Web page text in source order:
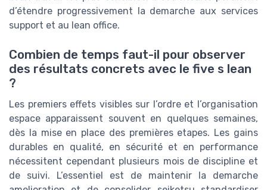
d’étendre progressivement la demarche aux services
support et au lean office.
Combien de temps faut-il pour observer
des résultats concrets avec le five s lean
?
Les premiers effets visibles sur l’ordre et l’organisation
espace apparaissent souvent en quelques semaines,
dès la mise en place des premières etapes. Les gains
durables en qualité, en sécurité et en performance
nécessitent cependant plusieurs mois de discipline et
de suivi. L’essentiel est de maintenir la demarche